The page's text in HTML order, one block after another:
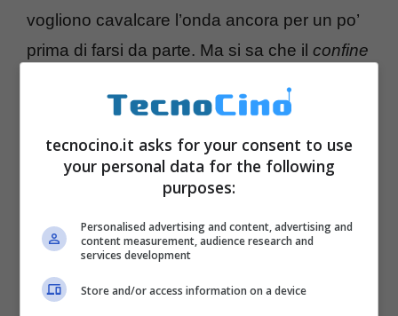
vogliono cavalcare l’onda ancora per un po’
prima di farsi da parte. Ma si sa che il confine
tecnocino.it asks for your consent to use
your personal data for the following
purposes:
Personalised advertising and content, advertising and
content measurement, audience research and
services development
Store and/or access information on a device